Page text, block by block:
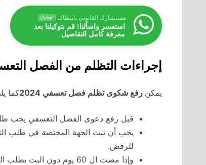
مستشارك القانوني بانتظاك Online
استفسر واسألنا! قم بتوكيلنا بعد
معرفة كامل التفاصيل
إجراءات التظلم من الفصل
يمكن رفع شكوى تظلم فصل تعسفي 2024 كما
قبل رفع دعوى الفصل التعسفي يجب
للرفض.
وإذا مضت ال 60 يوم دون البت بطلب التظلم فإذن ذلك يعتبر رفضاً.